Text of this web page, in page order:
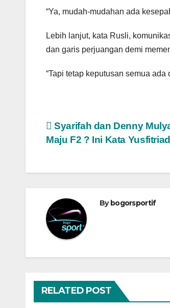
“Ya, mudah-mudahan ada
Lebih lanjut, kata Rusli,
dan garis perjuangan demi
“Tapi tetap keputusan semua
Navigasi
pos
Syarifah dan Denny
Maju F2 ? Ini Kata
Bybogorsportif
RELATED POST